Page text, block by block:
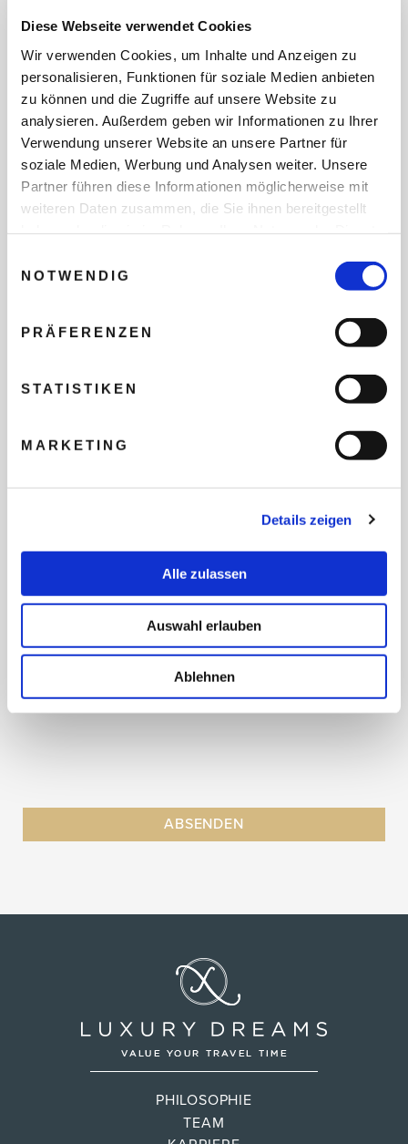
Diese Webseite verwendet Cookies
Wir verwenden Cookies, um Inhalte und Anzeigen zu
personalisieren, Funktionen für soziale Medien anbieten
zu können und die Zugriffe auf unsere Website zu
analysieren. Außerdem geben wir Informationen zu Ihrer
Verwendung unserer Website an unsere Partner für
soziale Medien, Werbung und Analysen weiter. Unsere
Partner führen diese Informationen möglicherweise mit
weiteren Daten zusammen, die Sie ihnen bereitgestellt
NOTWENDIG
PRÄFERENZEN
STATISTIKEN
MARKETING
Details zeigen
Alle zulassen
Auswahl erlauben
Ablehnen
REISEZEITRAUM
ANZAHL ERWACHSENE
TEILNEHMER
FLUG GEWÜNSCHT
PRÄFERIERTER ABFLUGHAFEN
FRAGEN UND WÜNSCHE
PHILOSOPHIE
TEAM